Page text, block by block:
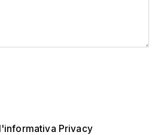
Privacy